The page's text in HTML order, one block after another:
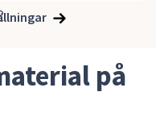
du bygga?
på